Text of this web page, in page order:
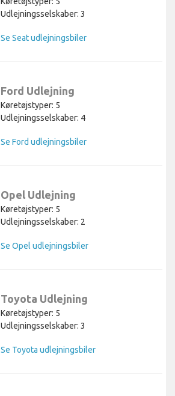
Udlejningsselskaber: 3
Se Seat udlejningsbiler
Ford Udlejning
Køretøjstyper: 5
Udlejningsselskaber: 4
Se Ford udlejningsbiler
Opel Udlejning
Køretøjstyper: 5
Udlejningsselskaber: 2
Se Opel udlejningsbiler
Toyota Udlejning
Køretøjstyper: 5
Udlejningsselskaber: 3
Se Toyota udlejningsbiler